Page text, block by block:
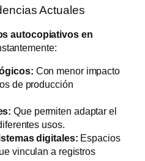
Actuales
autocopiativos en
Con menor impacto
de producción
Que permiten adaptar el
usos.
digitales: Espacios
vinculan a registros